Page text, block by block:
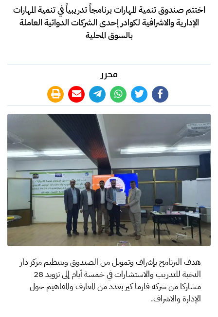
اختتم صندوق تنمية المهارات برنامجاً تدريبياً في تنمية المهارات
الإدارية والاشرافية لكوادر إحدى الشركات الدوائية العاملة
بالسوق المحلية
محرر
هدف البرنامج بإشراف وتمويل من الصندوق وبتنظيم مركز دار
النخبة للتدريب والاستشارات في خمسة أيام إلى تزويد 28
مشاركا من شركة فارما كير بعدد من المعارف والمفاهيم حول
الإدارة والاشراف.